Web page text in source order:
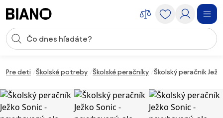
Vstup pre vyhľadávanie
Pre deti Školské potreby Školské peračníky Školský peračník